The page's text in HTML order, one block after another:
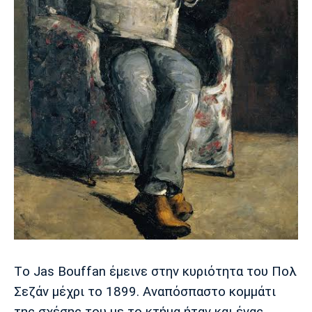
Πόρτο Μπενφίκα
Τo Jas Bouffan έμεινε στην κυριότητα του Πολ
Σεζάν μέχρι το 1899. Αναπόσπαστο κομμάτι